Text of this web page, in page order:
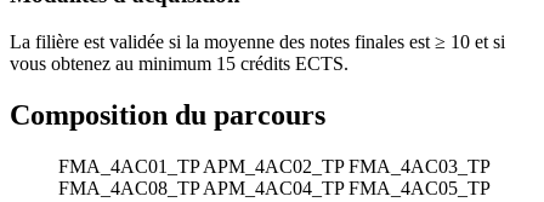
La filière est validée si la moyenne des notes finales est ≥ 10 et si
vous obtenez au minimum 15 crédits ECTS.
Composition du parcours
FMA_4AC01_TP APM_4AC02_TP FMA_4AC03_TP
FMA_4AC08_TP APM_4AC04_TP FMA_4AC05_TP